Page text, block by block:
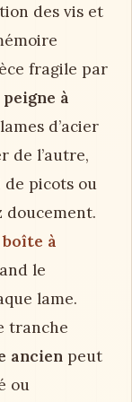
des vis et
fragile par
peigne à
d’acier
de l’autre,
de picots ou
doucement.
boîte à
le
lame.
tranche
ancien peut
ou